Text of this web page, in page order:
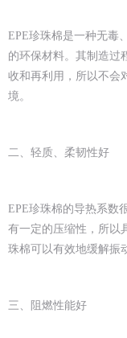
EPE珍珠棉是一种无毒
的环保材料。其制造过
收和再利用，所以不会
境。
二、轻质、柔韧性好
EPE珍珠棉的导热系数
有一定的压缩性，所以
珠棉可以有效地缓解振
三、阻燃性能好